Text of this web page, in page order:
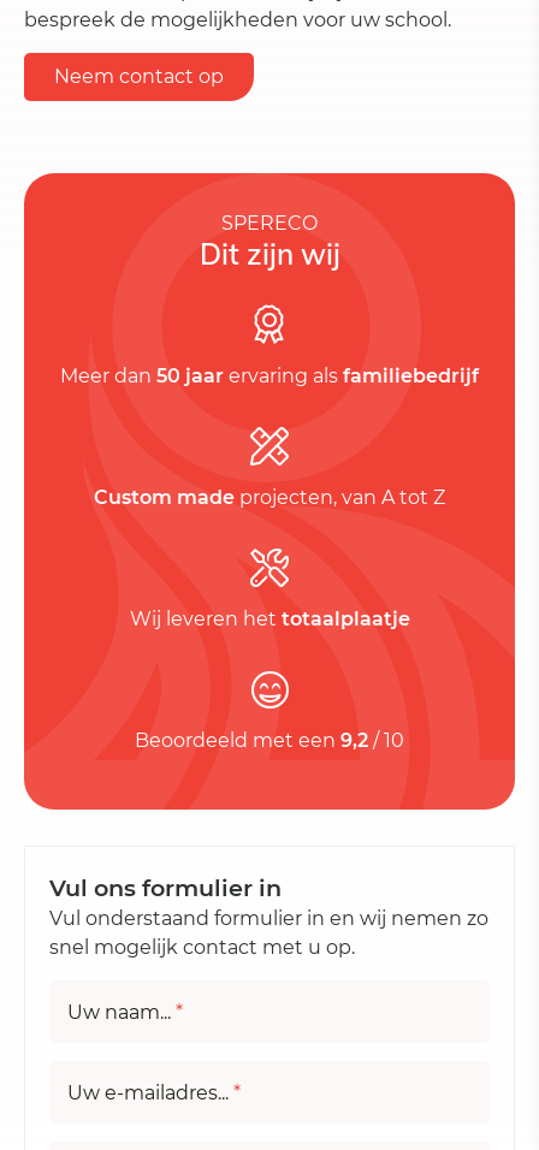
bespreek de mogelijkheden voor uw school.
Neem contact op
SPERECO
Dit zijn wij
Meer dan 50 jaar ervaring als familiebedrijf
Custom made projecten, van A tot Z
Wij leveren het totaalplaatje
Beoordeeld met een 9,2 / 10
Vul ons formulier in
Vul onderstaand formulier in en wij nemen zo
snel mogelijk contact met u op.
Uw naam... *
Uw e-mailadres... *